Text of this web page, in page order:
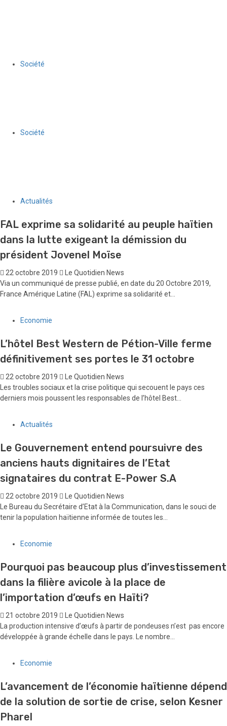
Société
Société
Actualités
FAL exprime sa solidarité au peuple haïtien
dans la lutte exigeant la démission du
président Jovenel Moïse
22 octobre 2019
Le Quotidien News
Via un communiqué de presse publié, en date du 20 Octobre 2019,
France Amérique Latine (FAL) exprime sa solidarité et...
Economie
L’hôtel Best Western de Pétion-Ville ferme
définitivement ses portes le 31 octobre
22 octobre 2019
Le Quotidien News
Les troubles sociaux et la crise politique qui secouent le pays ces
derniers mois poussent les responsables de l’hôtel Best...
Actualités
Le Gouvernement entend poursuivre des
anciens hauts dignitaires de l’Etat
signataires du contrat E-Power S.A
22 octobre 2019
Le Quotidien News
Le Bureau du Secrétaire d’Etat à la Communication, dans le souci de
tenir la population haïtienne informée de toutes les...
Economie
Pourquoi pas beaucoup plus d’investissement
dans la filière avicole à la place de
l’importation d’œufs en Haïti?
21 octobre 2019
Le Quotidien News
La production intensive d’œufs à partir de pondeuses n’est pas encore
développée à grande échelle dans le pays. Le nombre...
Economie
L’avancement de l’économie haïtienne dépend
de la solution de sortie de crise, selon Kesner
Pharel